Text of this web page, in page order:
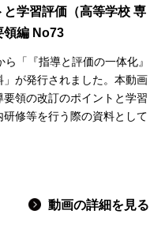
学習評価（高等学校 専
領編 No73
「『指導と評価の一体化』
が発行されました。本動画
領の改訂のポイントと学習
修等を行う際の資料として
動画の詳細を見る